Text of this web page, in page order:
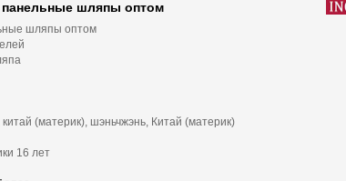
шляпы оптом
шляпы оптом
(материк), шэньчжэнь, Китай (материк)
16 лет